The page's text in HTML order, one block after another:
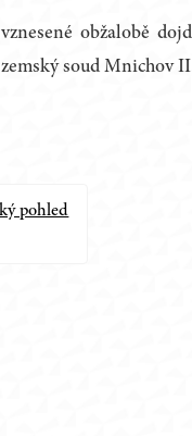
obžalobě
soud Mnichov
pohled